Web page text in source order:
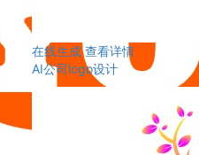
在线生成 查看详情
AI公司logo设计